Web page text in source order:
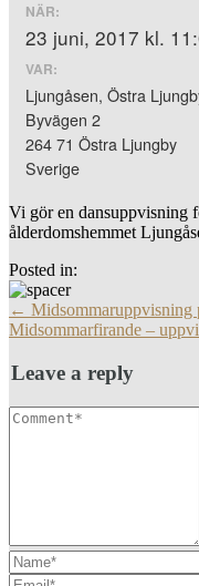
NÄR:
23 juni, 2017 kl.
VAR:
Ljungåsen, Östra
Byvägen 2
264 71 Östra Ljungby
Sverige
Vi gör en dansuppvisning
ålderdomshemmet
Posted in:
More
Articles
←
Midsommarfirande –
Leave a reply